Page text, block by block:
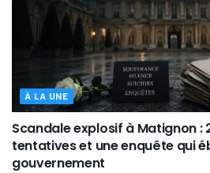
À LA UNE
Scandale explosif à Matignon :
tentatives et une enquête qui
gouvernement